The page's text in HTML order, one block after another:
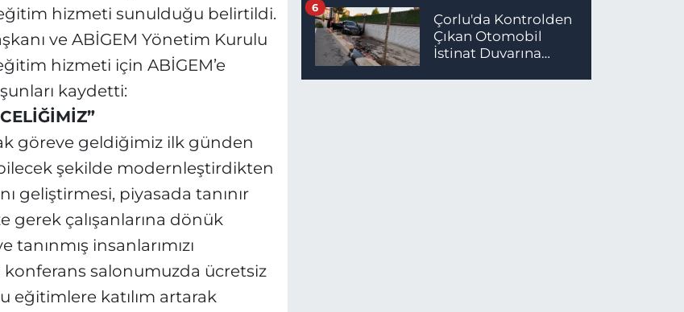
hizmeti sunulduğu belirtildi.
ve ABİGEM Yönetim Kurulu
hizmeti için ABİGEM’e
kaydetti:
göreve geldiğimiz ilk günden
şekilde modernleştirdikten
geliştirmesi, piyasada tanınır
gerek çalışanlarına dönük
insanlarımızı
konferans salonumuzda ücretsiz
eğitimlere katılım artarak
Çorlu'da Kontrolden
Çıkan Otomobil
İstinat Duvarına
6